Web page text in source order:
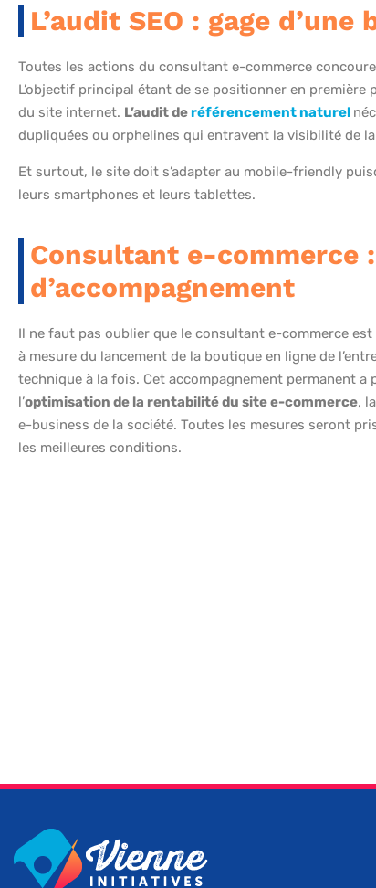
L’audit SEO : gage
Toutes les actions du consultant e-commerce
L’objectif principal étant de se positionner en
du site internet. L’audit deréférencement naturel
dupliquées ou orphelines qui entravent la visibilité de
Et surtout, le site doit s’adapter au mobile-friendly
leurs smartphones et leurs tablettes.
Consultant e-commerce
d’accompagnement
Il ne faut pas oublier que le consultant e-commerce
à mesure du lancement de la boutique en ligne de
technique à la fois. Cet accompagnement permanent a
l’optimisation de la rentabilité du site e-commerce,
e-business de la société. Toutes les mesures seront
les meilleures conditions.